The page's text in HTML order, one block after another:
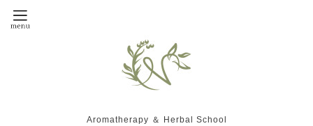
Aromatherapy ＆ Herbal School